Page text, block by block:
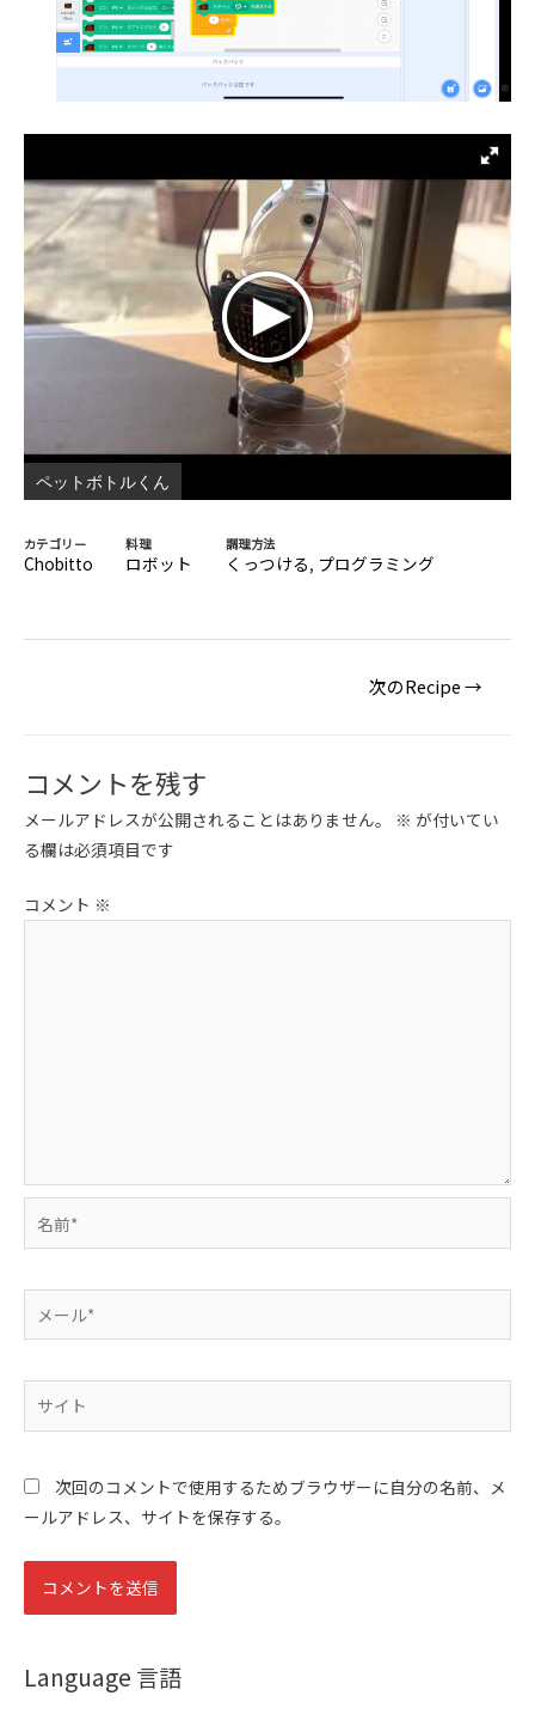
ペットボトルくん
カテゴリー
Chobitto
料理
ロボット
調理方法
くっつける, プログラミング
ゲ
ー
シ
ン
次のRecipe→
コメントを残す
メールアドレスが公開されることはありません。 ※ が付いてい
る欄は必須項目です
コメント ※
次回のコメントで使用するためブラウザーに自分の名前、メ
ールアドレス、サイトを保存する。
Language 言語